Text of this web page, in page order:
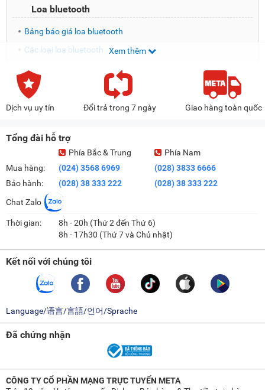
Loa bluetooth
Bảng báo giá loa bluetooth
Các loại loa bluetooth
Kinh nghiệm mua loa bluetooth
META.vn - cửa hàng bán loa bluetooth chính hãng, giá rẻ
Bảng báo giá loa bluetooth
Loa Soundmax AL-22
Loa di động Harman Kardon ONYX Studio 7
Loa di động Klipsch Austin
Loa bluetooth di động Tronsmart T7
Loa Bluetooth 5.0 Tronsmart Force Max 80W
Loa Bluetooth JBL Clip 5
Loa Bluetooth Sony ULT10
Loa Bluetooth di động JBL Go 4
Loa Bluetooth LG xboom Bounce
Các loại loa bluetooth
được thiết kế đa dạng về kiểu dáng, kích
dụng khác nhau từ nghe nhạc cá nhân đến tổ chức tiệc tùng, sự kiện.
Dưới đây là các loại loa Bluetooth phổ biến hiện nay:
Xem thêm
Dịch vụ uy tín Đổi trả trong 7 ngày Giao hàng toàn quốc
Tổng đài hỗ trợ
Mua hàng:
Bảo hành:
Phía Bắc & Trung
(024) 3568 6969
(028) 38 333 222
Phía Nam
(028) 3833 6666
(028) 38 333 222
Chat Zalo
Thời gian:
8h - 20h (Thứ 2 đến Thứ 6)
8h - 17h30 (Thứ 7 và Chủ nhật)
Kết nối với chúng tôi
Language/语言/言語/언어/Sprache
Đã chứng nhận
CÔNG TY CỔ PHẦN MẠNG TRỰC TUYẾN META